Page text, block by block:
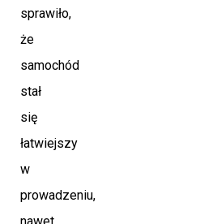
sprawiło,
że
samochód
stał
się
łatwiejszy
w
prowadzeniu,